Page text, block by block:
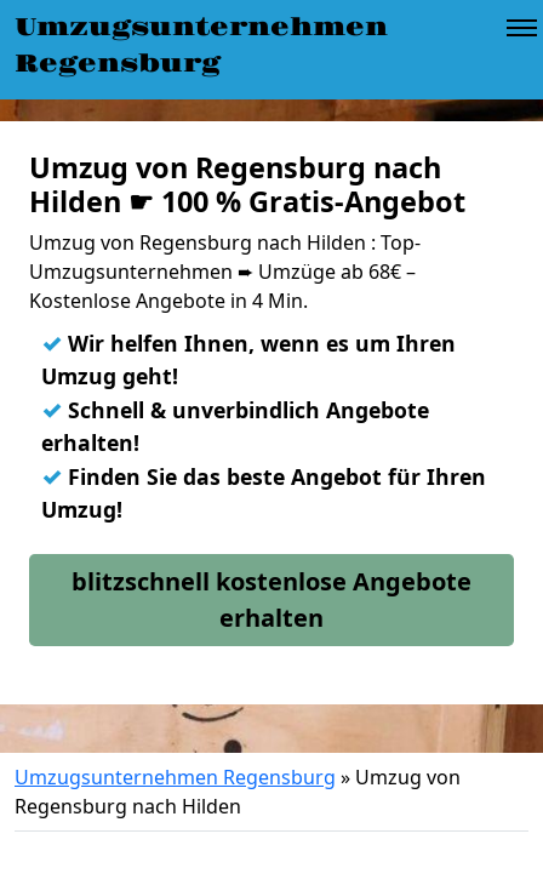
Umzugsunternehmen
Regensburg
Umzug von Regensburg nach
Hilden ☛ 100 % Gratis-Angebot
Umzug von Regensburg nach Hilden : Top-
Umzugsunternehmen ➨ Umzüge ab 68€ –
Kostenlose Angebote in 4 Min.
✓ Wir helfen Ihnen, wenn es um Ihren
Umzug geht!
✓ Schnell & unverbindlich Angebote
erhalten!
✓ Finden Sie das beste Angebot für Ihren
Umzug!
blitzschnell kostenlose Angebote
erhalten
Umzugsunternehmen Regensburg » Umzug von
Regensburg nach Hilden